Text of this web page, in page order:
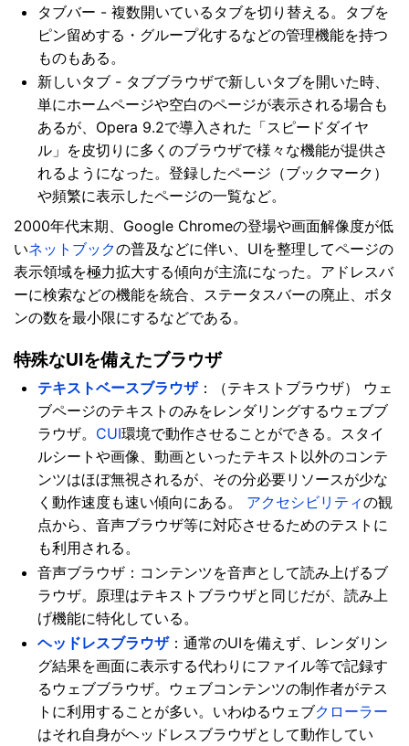
タブバー - 複数開いているタブを切り替える。タブを
ピン留めする・グループ化するなどの管理機能を持つ
ものもある。
新しいタブ - タブブラウザで新しいタブを開いた時、
単にホームページや空白のページが表示される場合も
あるが、Opera 9.2で導入された「スピードダイヤ
ル」を皮切りに多くのブラウザで様々な機能が提供さ
れるようになった。登録したページ（ブックマーク）
や頻繁に表示したページの一覧など。
2000年代末期、Google Chromeの登場や画面解像度が低
いネットブックの普及などに伴い、UIを整理してページの
表示領域を極力拡大する傾向が主流になった。アドレスバ
ーに検索などの機能を統合、ステータスバーの廃止、ボタ
ンの数を最小限にするなどである。
特殊なUIを備えたブラウザ
テキストベースブラウザ：（テキストブラウザ） ウェ
ブページのテキストのみをレンダリングするウェブブ
ラウザ。 CUI環境で動作させることができる。スタイ
ルシートや画像、動画といったテキスト以外のコンテ
ンツはほぼ無視されるが、その分必要リソースが少な
く動作速度も速い傾向にある。 アクセシビリティの観
点から、音声ブラウザ等に対応させるためのテストに
も利用される。
音声ブラウザ：コンテンツを音声として読み上げるブ
ラウザ。原理はテキストブラウザと同じだが、読み上
げ機能に特化している。
ヘッドレスブラウザ：通常のUIを備えず、レンダリン
グ結果を画面に表示する代わりにファイル等で記録す
るウェブブラウザ。ウェブコンテンツの制作者がテス
トに利用することが多い。いわゆるウェブクローラー
はそれ自身がヘッドレスブラウザとして動作してい